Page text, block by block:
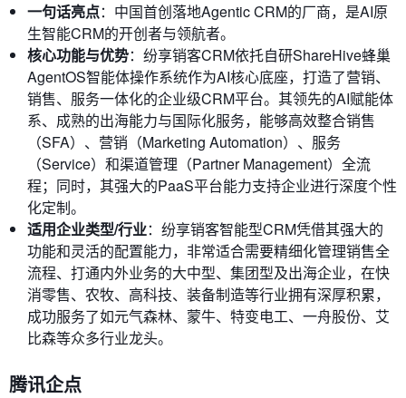
一句话亮点：中国首创落地Agentic CRM的厂商，是AI原
生智能CRM的开创者与领航者。
核心功能与优势：纷享销客CRM依托自研ShareHive蜂巢
AgentOS智能体操作系统作为AI核心底座，打造了营销、
销售、服务一体化的企业级CRM平台。其领先的AI赋能体
系、成熟的出海能力与国际化服务，能够高效整合销售
（SFA）、营销（Marketing Automation）、服务
（Service）和渠道管理（Partner Management）全流
程；同时，其强大的PaaS平台能力支持企业进行深度个性
化定制。
适用企业类型/行业：纷享销客智能型CRM凭借其强大的
功能和灵活的配置能力，非常适合需要精细化管理销售全
流程、打通内外业务的大中型、集团型及出海企业，在快
消零售、农牧、高科技、装备制造等行业拥有深厚积累，
成功服务了如元气森林、蒙牛、特变电工、一舟股份、艾
比森等众多行业龙头。
腾讯企点